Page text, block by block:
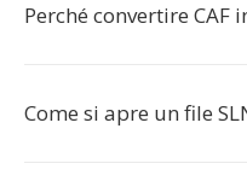
Perché convertire CAF
Come si apre un file